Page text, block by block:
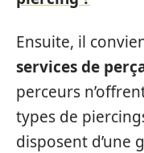
Ensuite, il
services de
perceurs
types de
disposent d’une